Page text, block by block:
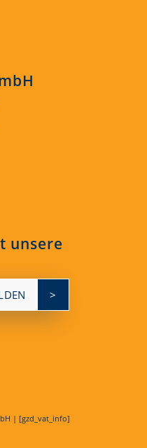
unsere
| [gzd_vat_info]